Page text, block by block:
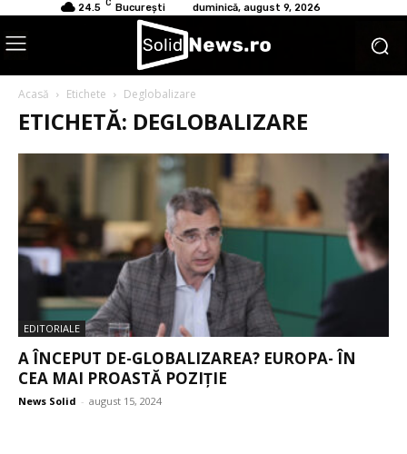
24.5 C București duminică, august 9, 2026
Acasă Etichete Deglobalizare
ETICHETĂ: DEGLOBALIZARE
EDITORIALE
A ÎNCEPUT DE-GLOBALIZAREA? EUROPA- ÎN
CEA MAI PROASTĂ POZIȚIE
News Solid - august 15, 2024